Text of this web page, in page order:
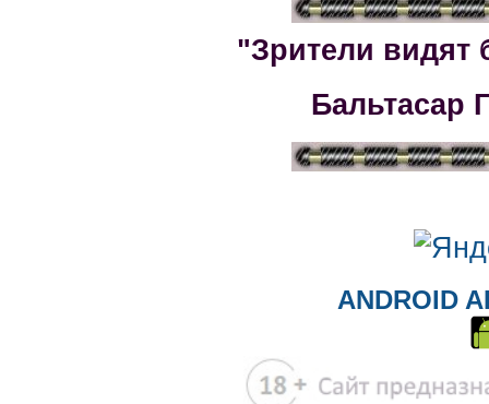
"Зрители видят
Бальтасар
ANDROID